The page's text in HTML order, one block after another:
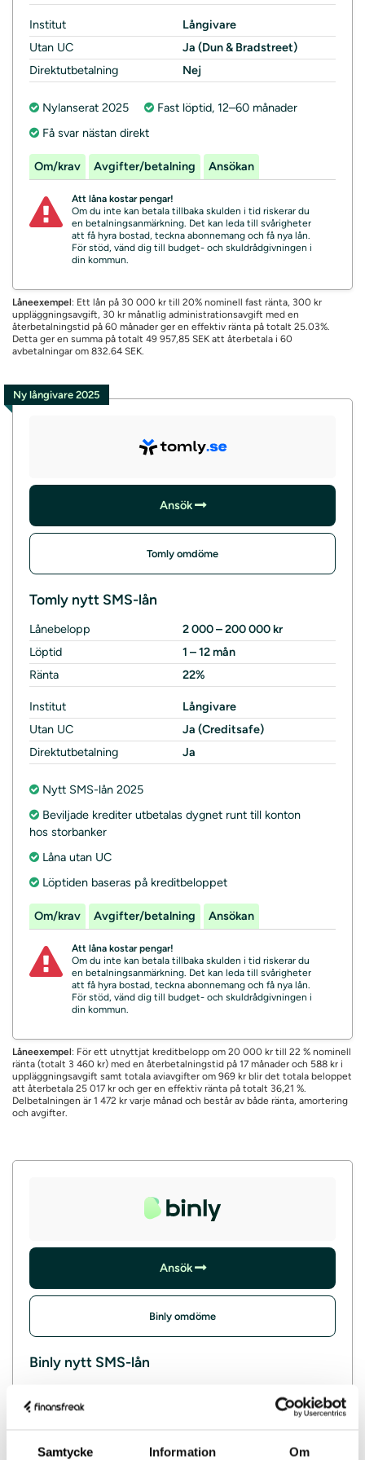
Samtycke Information Om
Institut
Långivare
Utan UC
Ja (Dun & Bradstreet)
Direktutbetalning
Nej
Nylanserat 2025
Fast löptid, 12–60 månader
Få svar nästan direkt
Om/krav Avgifter/betalning Ansökan
Att låna kostar pengar!
Om du inte kan betala tillbaka skulden i tid riskerar du
en betalningsanmärkning. Det kan leda till svårigheter
att få hyra bostad, teckna abonnemang och få nya lån.
För stöd, vänd dig till budget- och skuldrådgivningen i
din kommun.
Låneexempel: Ett lån på 30 000 kr till 20% nominell fast ränta, 300 kr
uppläggningsavgift, 30 kr månatlig administrationsavgift med en
återbetalningstid på 60 månader ger en effektiv ränta på totalt 25.03%.
Detta ger en summa på totalt 49 957,85 SEK att återbetala i 60
avbetalningar om 832.64 SEK.
Ny långivare 2025
Ansök
Tomly omdöme
Tomly nytt SMS-lån
Lånebelopp
2 000 – 200 000 kr
Löptid
1 – 12 mån
Ränta
22%
Institut
Långivare
Utan UC
Ja (Creditsafe)
Direktutbetalning
Ja
Nytt SMS-lån 2025
Beviljade krediter utbetalas dygnet runt till konton
hos storbanker
Låna utan UC
Löptiden baseras på kreditbeloppet
Om/krav Avgifter/betalning Ansökan
Att låna kostar pengar!
Om du inte kan betala tillbaka skulden i tid riskerar du
en betalningsanmärkning. Det kan leda till svårigheter
att få hyra bostad, teckna abonnemang och få nya lån.
För stöd, vänd dig till budget- och skuldrådgivningen i
din kommun.
Låneexempel: För ett utnyttjat kreditbelopp om 20 000 kr till 22 % nominell
ränta (totalt 3 460 kr) med en återbetalningstid på 17 månader och 588 kr i
uppläggningsavgift samt totala aviavgifter om 969 kr blir det totala beloppet
att återbetala 25 017 kr och ger en effektiv ränta på totalt 36,21 %.
Delbetalningen är 1 472 kr varje månad och består av både ränta, amortering
och avgifter.
Ansök
Binly omdöme
Binly nytt SMS-lån
Löptid